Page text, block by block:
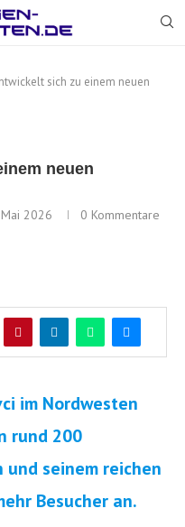
sich zu einem neuen
neuen
2026
0 Kommentare
im Nordwesten
rund 200
seinem reichen
Besucher an.